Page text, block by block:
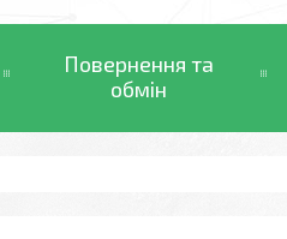
Повернення та
обмін